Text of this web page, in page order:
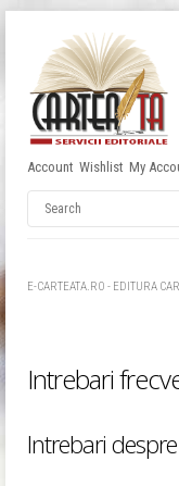
Account Wishlist My
E-CARTEATA.RO - EDITURA
Intrebari
Intrebari